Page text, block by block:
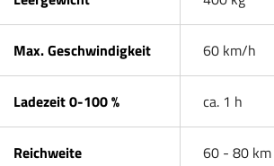
Max. Geschwindigkeit 60 km/h
Ladezeit 0-100 % ca. 1 h
Reichweite 60 - 80 km